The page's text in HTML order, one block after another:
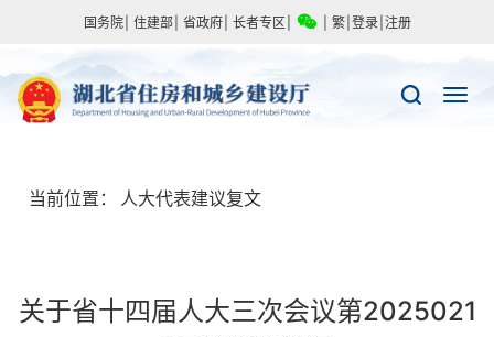
国务院 住建部 省政府 长者专区 繁 登录 注册
当前位置： 人大代表建议复文
关于省十四届人大三次会议第2025021